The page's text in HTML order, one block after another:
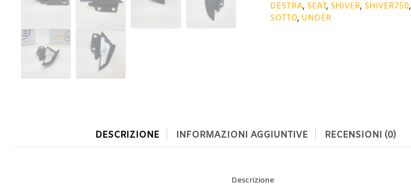
DESTRA, SEAT, SHIVER, SHIVER750,
SOTTO, UNDER
DESCRIZIONE INFORMAZIONI AGGIUNTIVE RECENSIONI (0)
Descrizione